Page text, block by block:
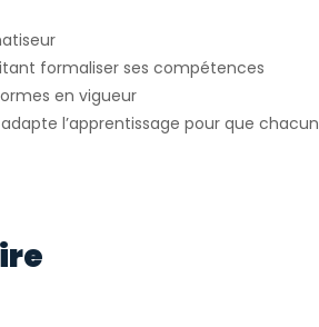
formaliser ses compétences
en vigueur
l’apprentissage pour que chacun